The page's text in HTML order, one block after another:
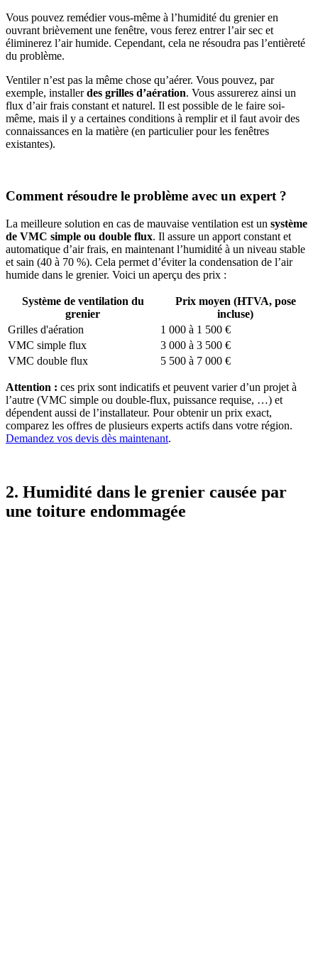
Vous pouvez remédier vous-même à l’humidité du grenier en
ouvrant brièvement une fenêtre, vous ferez entrer l’air sec et
éliminerez l’air humide. Cependant, cela ne résoudra pas l’entièreté
du problème.
Ventiler n’est pas la même chose qu’aérer. Vous pouvez, par
exemple, installerdes grilles d’aération. Vous assurerez ainsi un
flux d’air frais constant et naturel. Il est possible de le faire soi-
même, mais il y a certaines conditions à remplir et il faut avoir des
connaissances en la matière (en particulier pour les fenêtres
existantes).
Comment résoudre le problème avec un expert ?
La meilleure solution en cas de mauvaise ventilation est un système
de VMC simple ou double flux. Il assure un apport constant et
automatique d’air frais, en maintenant l’humidité à un niveau stable
et sain (40 à 70 %). Cela permet d’éviter la condensation de l’air
humide dans le grenier. Voici un aperçu des prix :
Système de ventilation du
grenier
Prix moyen (HTVA, pose
incluse)
Grilles d'aération
1 000 à 1 500 €
VMC simple flux
3 000 à 3 500 €
VMC double flux
5 500 à 7 000 €
Attention : ces prix sont indicatifs et peuvent varier d’un projet à
l’autre (VMC simple ou double-flux, puissance requise, …) et
dépendent aussi de l’installateur. Pour obtenir un prix exact,
comparez les offres de plusieurs experts actifs dans votre région.
Demandez vos devis dès maintenant.
2. Humidité dans le grenier causée par
une toiture endommagée